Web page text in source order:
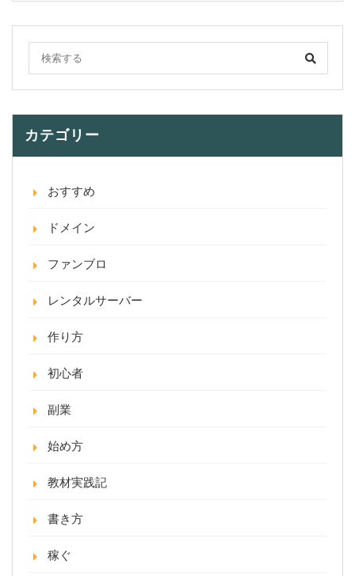
カテゴリー
おすすめ
ドメイン
ファンブロ
レンタルサーバー
作り方
初心者
副業
始め方
教材実践記
書き方
稼ぐ